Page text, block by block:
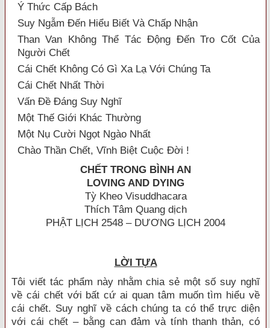
Ý Thức Cấp Bách
Suy Ngẫm Đến Hiểu Biết Và Chấp Nhận
Than Van Không Thể Tác Động Đến Tro Cốt Của
Người Chết
Cái Chết Không Có Gì Xa Lạ Với Chúng Ta
Cái Chết Nhất Thời
Vấn Đề Đáng Suy Nghĩ
Một Thế Giới Khác Thường
Một Nụ Cười Ngọt Ngào Nhất
Chào Thần Chết, Vĩnh Biệt Cuộc Đời !
CHẾT TRONG BÌNH AN
LOVING AND DYING
Tỳ Kheo Visuddhacara
Thích Tâm Quang dịch
PHẬT LỊCH 2548 – DƯƠNG LỊCH 2004
LỜI TỰA
Tôi viết tác phẩm này nhằm chia sẻ một số suy nghĩ
về cái chết với bất cứ ai quan tâm muốn tìm hiểu về
cái chết. Suy nghĩ về cách chúng ta có thể trực diện
với cái chết – bằng can đảm và tính thanh thản, có